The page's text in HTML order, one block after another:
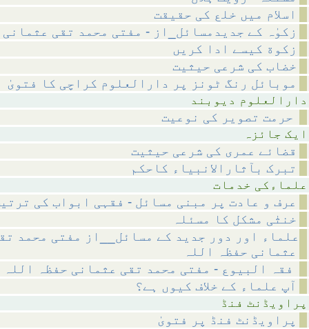
اسلام میں خلع کی حقیقت
زکوٰہ کے جدیدمسائل_از - مفتی محمد تقی عثمانی
زکوة کیسے ادا کریں
خضاب کی شرعی حیثیت
موبائل رنگ ٹونز پر دارالعلوم کراچی کا فتویٰ
قضائے عمری کی شرعی حیثیت
تبرک بآثارالانبیاء کاحکم
عرف و عادت پر مبنی مسائل - فقہی ابواب کی
خنثٰی مشکل کا مسئلہ
علماء اور دور جدید کے مسائل__از مفتی محمد
عثمانی حفظہ اللہ
آپ علماء کے خلاف کیوں ہے؟
پراویڈنٹ فنڈ پر فتویٰ